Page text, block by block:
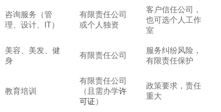
咨询服务（管
理、设计、IT）
有限责任公司
或个人独资
客户信任公司，
也可选个人工作
室
美容、美发、健
身
有限责任公司
服务纠纷风险，
有限责任保护
教育培训
有限责任公司
（且需办学许
可证）
政策要求，责任
重大